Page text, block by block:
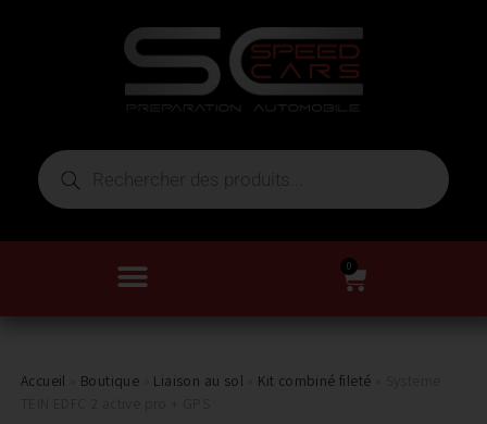
0
Accueil Boutique Liaison au sol Kit combiné fileté